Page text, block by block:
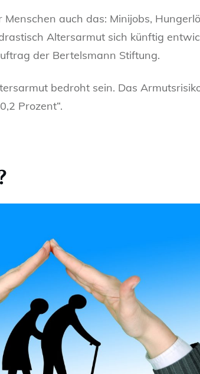
auch das: Minijobs,
Altersarmut sich künftig
der Bertelsmann Stiftung.
bedroht sein. Das
Prozent“.